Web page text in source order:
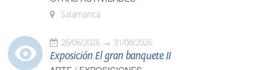
Salamanca
26/06/2026 31/08/2026
Exposición El gran banquete II